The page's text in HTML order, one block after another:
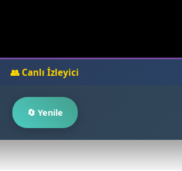
👥 Canlı İzleyici
🔄 Yenile